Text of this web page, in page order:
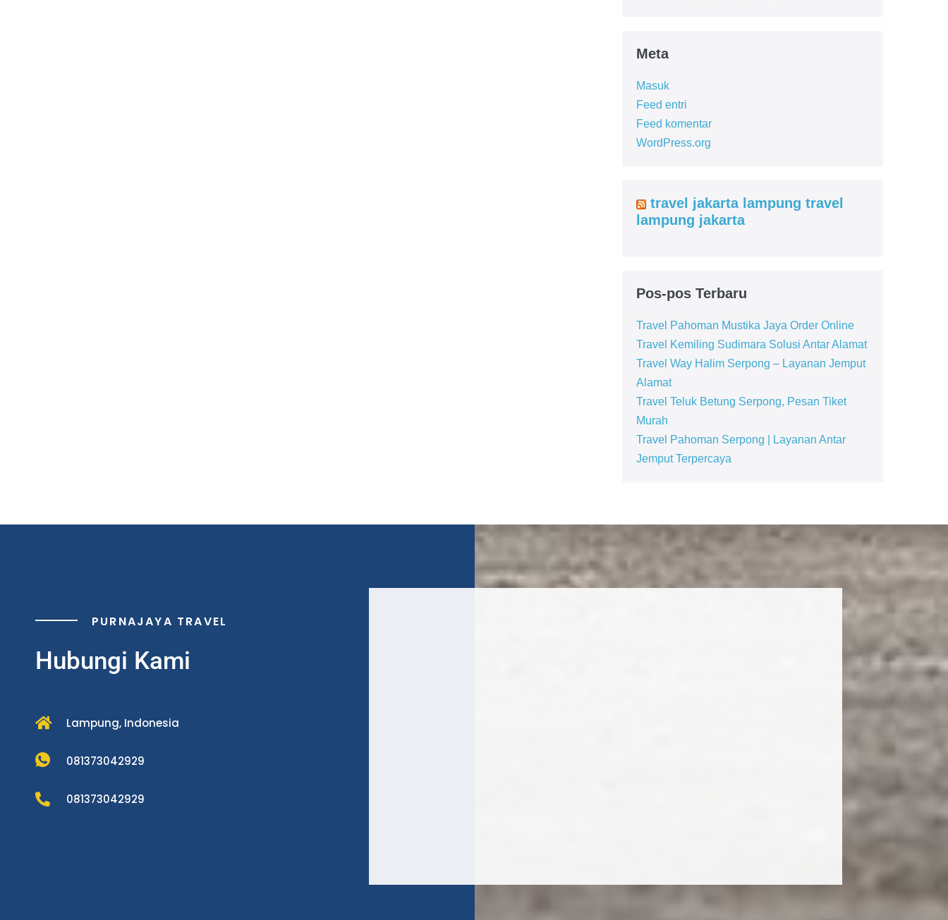
Meta
Masuk
Feed entri
Feed komentar
WordPress.org
travel jakarta lampung travel
lampung jakarta
Pos-pos Terbaru
Travel Pahoman Mustika Jaya Order Online
Travel Kemiling Sudimara Solusi Antar Alamat
Travel Way Halim Serpong – Layanan Jemput
Alamat
Travel Teluk Betung Serpong, Pesan Tiket
Murah
Travel Pahoman Serpong | Layanan Antar
Jemput Terpercaya
PURNAJAYA TRAVEL
Hubungi Kami
Lampung, Indonesia
081373042929
081373042929